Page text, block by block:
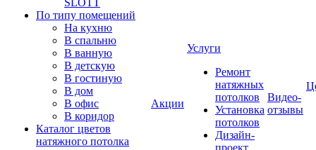
SLOTT
По типу помещений
На кухню
В спальню
В ванную
В детскую
В гостиную
В дом
В офис
В коридор
Каталог цветов
натяжного потолка
Акции
Услуги
Ремонт
натяжных
потолков
Установка
потолков
Дизайн-
проект
Видео-
отзывы